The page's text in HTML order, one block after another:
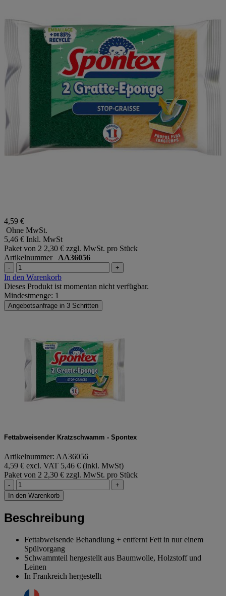
4,59 €
Ohne MwSt.
5,46 € Inkl. MwSt
Paket von 2 2,30 € zzgl. MwSt. pro Stück
Artikelnummer AA36056
- +
In den Warenkorb
Dieses Produkt ist momentan nicht verfügbar.
Mindestmenge: 1
Angebotsanfrage in 3 Schritten
Fettabweisender Kratzschwamm - Spontex
Artikelnummer: AA36056
4,59 € excl. VAT 5,46 € (inkl. MwSt)
Paket von 2 2,30 € zzgl. MwSt. pro Stück
-
+
In den Warenkorb
Beschreibung
Fettabweisende Behandlung + entfernt Fett in nur einem
Spülvorgang
Schwammteil hergestellt aus Baumwolle, Holzstoff und
Leinen
In Frankreich hergestellt